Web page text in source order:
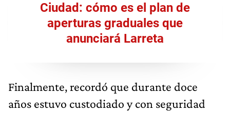
Ciudad: cómo es el plan de
aperturas graduales que
anunciará Larreta
Finalmente, recordó que durante doce
años estuvo custodiado y con seguridad